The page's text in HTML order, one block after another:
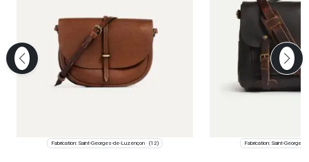
Fabrication: Saint-Georges-de-Luzençon (12) Fabrication: Saint-